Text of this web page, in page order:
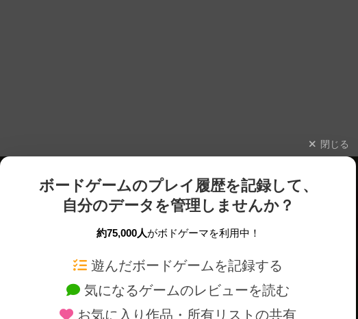
閉じる
ボードゲームのプレイ履歴を記録して、
自分のデータを管理しませんか？
約75,000人がボドゲーマを利用中！
遊んだボードゲームを記録する
気になるゲームのレビューを読む
お気に入り作品・所有リストの共有
ボードゲームを検索する 新作・再入荷情報